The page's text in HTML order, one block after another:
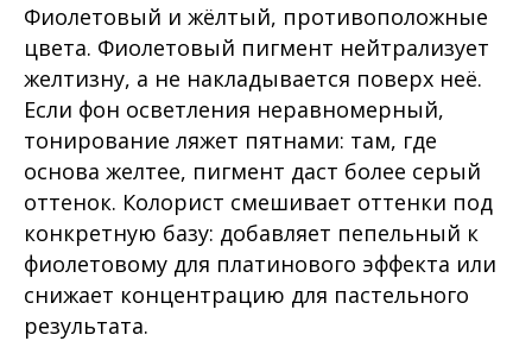
Фиолетовый и жёлтый, противоположные
цвета. Фиолетовый пигмент нейтрализует
желтизну, а не накладывается поверх неё.
Если фон осветления неравномерный,
тонирование ляжет пятнами: там, где
основа желтее, пигмент даст более серый
оттенок. Колорист смешивает оттенки под
конкретную базу: добавляет пепельный к
фиолетовому для платинового эффекта или
снижает концентрацию для пастельного
результата.